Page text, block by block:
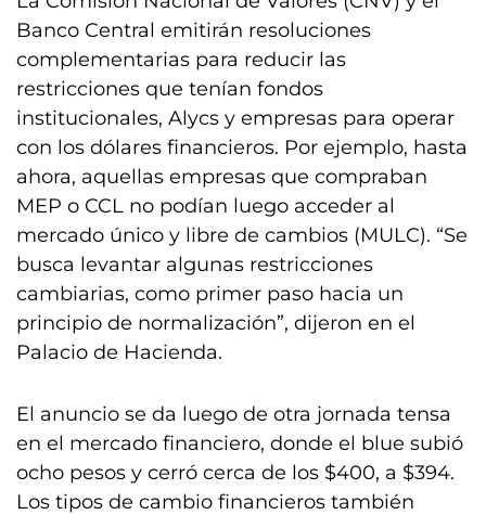
Banco Central emitirán resoluciones
complementarias para reducir las
restricciones que tenían fondos
institucionales, Alycs y empresas para operar
con los dólares financieros. Por ejemplo, hasta
ahora, aquellas empresas que compraban
MEP o CCL no podían luego acceder al
mercado único y libre de cambios (MULC). “Se
busca levantar algunas restricciones
cambiarias, como primer paso hacia un
principio de normalización”, dijeron en el
Palacio de Hacienda.
El anuncio se da luego de otra jornada tensa
en el mercado financiero, donde el blue subió
ocho pesos y cerró cerca de los $400, a $394.
Los tipos de cambio financieros también